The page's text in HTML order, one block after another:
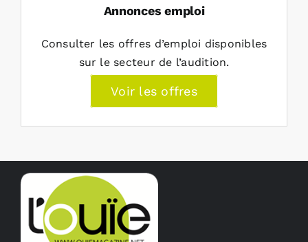
Annonces emploi
Consulter les offres d’emploi disponibles
sur le secteur de l’audition.
Voir les offres